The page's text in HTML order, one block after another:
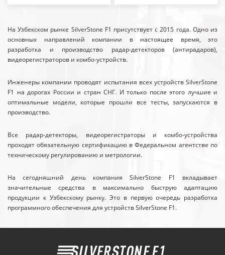
На Узбекском рынке SilverStone F1 присутствует с 2015 года. Одно из
основных направлений компании в настоящее время, это
разработка и производство радар-детекторов (антирадаров),
видеорегистраторов и комбо-устройств.
Инженеры компании проводят испытания всех устройств SilverStone
F1 на дорогах России и стран СНГ. И только после этого лучшие и
оптимальные модели, которые прошли все тесты, запускаются в
производство.
Все радар-детекторы, видеорегистраторы и комбо-устройства
проходят обязательную сертификацию в Федеральном агентстве по
техническому регулированию и метрологии.
На сегодняшний день компания SilverStone F1 вкладывает
значительные средства в максимально быструю адаптацию
продукции к Узбекскому рынку. Это в первую очередь разработка
программного обеспечения для устройств SilverStone F1.